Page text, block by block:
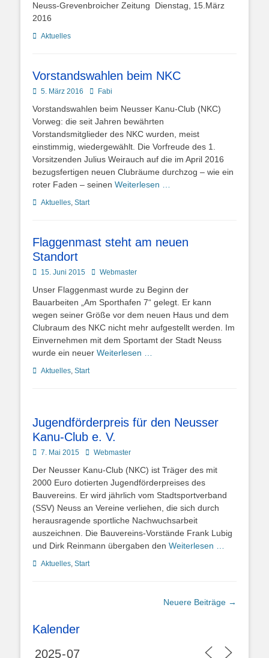
Neuss-Grevenbroicher Zeitung Dienstag, 15.März
2016
Kategorien
Aktuelles
Vorstandswahlen beim NKC
Posted
5. März 2016 AutorFabi
Vorstandswahlen beim Neusser Kanu-Club (NKC)
Vorweg: die seit Jahren bewährten
Vorstandsmitglieder des NKC wurden, meist
einstimmig, wiedergewählt. Die Vorfreude des 1.
Vorsitzenden Julius Weirauch auf die im April 2016
bezugsfertigen neuen Clubräume durchzog – wie ein
roter Faden – seinen Weiterlesen …
Kategorien
Aktuelles, Start
Flaggenmast steht am neuen
Standort
Posted
15. Juni 2015 AutorWebmaster
Unser Flaggenmast wurde zu Beginn der
Bauarbeiten „Am Sporthafen 7“ gelegt. Er kann
wegen seiner Größe vor dem neuen Haus und dem
Clubraum des NKC nicht mehr aufgestellt werden. Im
Einvernehmen mit dem Sportamt der Stadt Neuss
wurde ein neuer Weiterlesen …
Kategorien
Aktuelles, Start
Jugendförderpreis für den Neusser
Kanu-Club e. V.
Posted
7. Mai 2015 AutorWebmaster
Der Neusser Kanu-Club (NKC) ist Träger des mit
2000 Euro dotierten Jugendförderpreises des
Bauvereins. Er wird jährlich vom Stadtsportverband
(SSV) Neuss an Vereine verliehen, die sich durch
herausragende sportliche Nachwuchsarbeit
auszeichnen. Die Bauvereins-Vorstände Frank Lubig
und Dirk Reinmann übergaben den Weiterlesen …
Kategorien
Aktuelles, Start
Neuere Beiträge →
Kalender